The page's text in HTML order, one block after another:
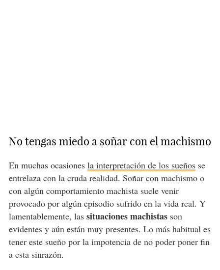
No tengas miedo a soñar con el machismo
En muchas ocasiones la interpretación de los sueñosse
entrelaza con la cruda realidad. Soñar con machismo o
con algún comportamiento machista suele venir
provocado por algún episodio sufrido en la vida real. Y
lamentablemente, las situaciones machistasson
evidentes y aún están muy presentes. Lo más habitual es
tener este sueño por la impotencia de no poder poner fin
a esta sinrazón.